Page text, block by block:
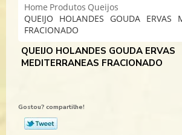
Home Produtos Queijos
QUEIJO HOLANDES GOUDA ERVAS
FRACIONADO
QUEIJO HOLANDES GOUDA ERVAS
MEDITERRANEAS FRACIONADO
Gostou? compartilhe!